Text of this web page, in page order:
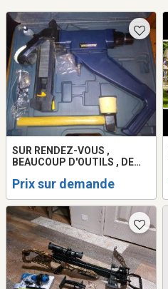
SUR RENDEZ-VOUS ,
BEAUCOUP D'OUTILS , DE
Prix sur demande